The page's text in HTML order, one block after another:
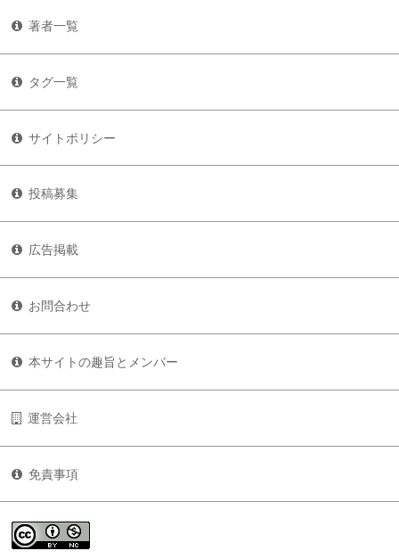
著者一覧
タグ一覧
サイトポリシー
投稿募集
広告掲載
お問合わせ
本サイトの趣旨とメンバー
運営会社
免責事項